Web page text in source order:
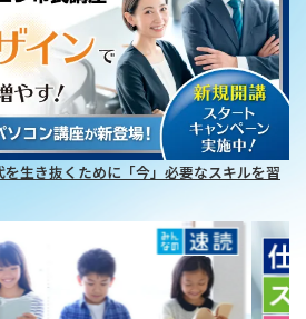
生き抜くために「今」必要なスキルを習